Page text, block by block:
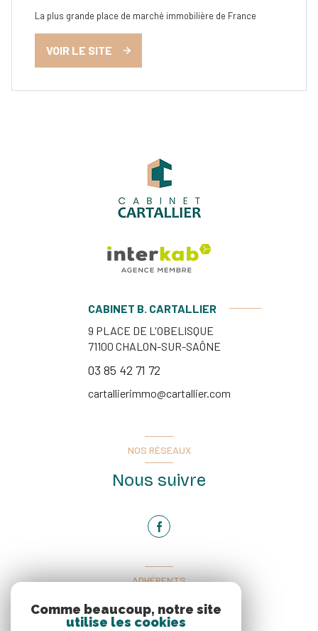
La plus grande place de marché immobilière de France
VOIR LE SITE
CABINET B. CARTALLIER
9 PLACE DE L'OBELISQUE
71100 CHALON-SUR-SAÔNE
03 85 42 71 72
cartallierimmo@cartallier.com
NOS RÉSEAUX
Nous suivre
ADHÉRENTS
Nous adhérons
Comme beaucoup, notre site
utilise les cookies